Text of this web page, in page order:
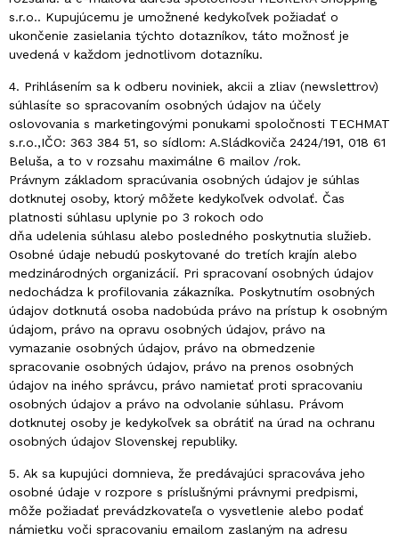
s.r.o.. Kupujúcemu je umožnené kedykoľvek požiadať o
ukončenie zasielania týchto dotazníkov, táto možnosť je
uvedená v každom jednotlivom dotazníku.
4. Prihlásením sa k odberu noviniek, akcii a zliav (newslettrov)
súhlasíte so spracovaním osobných údajov na účely
oslovovania s marketingovými ponukami spoločnosti TECHMAT
s.r.o.,IČO: 363 384 51, so sídlom: A.Sládkoviča 2424/191, 018 61
Beluša, a to v rozsahu maximálne 6 mailov /rok.
Právnym základom spracúvania osobných údajov je súhlas
dotknutej osoby, ktorý môžete kedykoľvek odvolať. Čas
platnosti súhlasu uplynie po 3 rokoch odo
dňa udelenia súhlasu alebo posledného poskytnutia služieb.
Osobné údaje nebudú poskytované do tretích krajín alebo
medzinárodných organizácií. Pri spracovaní osobných údajov
nedochádza k profilovania zákazníka. Poskytnutím osobných
údajov dotknutá osoba nadobúda právo na prístup k osobným
údajom, právo na opravu osobných údajov, právo na
vymazanie osobných údajov, právo na obmedzenie
spracovanie osobných údajov, právo na prenos osobných
údajov na iného správcu, právo namietať proti spracovaniu
osobných údajov a právo na odvolanie súhlasu. Právom
dotknutej osoby je kedykoľvek sa obrátiť na úrad na ochranu
osobných údajov Slovenskej republiky.
5. Ak sa kupujúci domnieva, že predávajúci spracováva jeho
osobné údaje v rozpore s príslušnými právnymi predpismi,
môže požiadať prevádzkovateľa o vysvetlenie alebo podať
námietku voči spracovaniu emailom zaslaným na adresu